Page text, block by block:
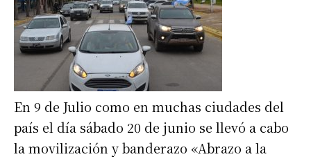
En 9 de Julio como en muchas ciudades del
país el día sábado 20 de junio se llevó a cabo
la movilización y banderazo «Abrazo a la